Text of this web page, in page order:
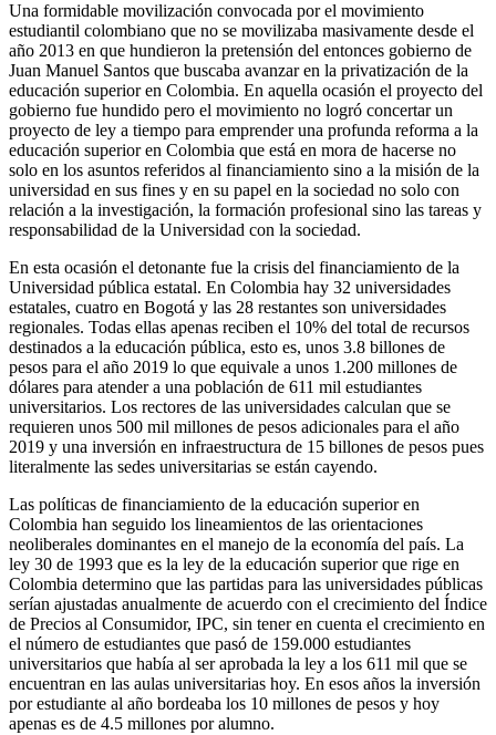
Una formidable movilización convocada por el movimiento
estudiantil colombiano que no se movilizaba masivamente desde el
año 2013 en que hundieron la pretensión del entonces gobierno de
Juan Manuel Santos que buscaba avanzar en la privatización de la
educación superior en Colombia. En aquella ocasión el proyecto del
gobierno fue hundido pero el movimiento no logró concertar un
proyecto de ley a tiempo para emprender una profunda reforma a la
educación superior en Colombia que está en mora de hacerse no
solo en los asuntos referidos al financiamiento sino a la misión de la
universidad en sus fines y en su papel en la sociedad no solo con
relación a la investigación, la formación profesional sino las tareas y
responsabilidad de la Universidad con la sociedad.
En esta ocasión el detonante fue la crisis del financiamiento de la
Universidad pública estatal. En Colombia hay 32 universidades
estatales, cuatro en Bogotá y las 28 restantes son universidades
regionales. Todas ellas apenas reciben el 10% del total de recursos
destinados a la educación pública, esto es, unos 3.8 billones de
pesos para el año 2019 lo que equivale a unos 1.200 millones de
dólares para atender a una población de 611 mil estudiantes
universitarios. Los rectores de las universidades calculan que se
requieren unos 500 mil millones de pesos adicionales para el año
2019 y una inversión en infraestructura de 15 billones de pesos pues
literalmente las sedes universitarias se están cayendo.
Las políticas de financiamiento de la educación superior en
Colombia han seguido los lineamientos de las orientaciones
neoliberales dominantes en el manejo de la economía del país. La
ley 30 de 1993 que es la ley de la educación superior que rige en
Colombia determino que las partidas para las universidades públicas
serían ajustadas anualmente de acuerdo con el crecimiento del Índice
de Precios al Consumidor, IPC, sin tener en cuenta el crecimiento en
el número de estudiantes que pasó de 159.000 estudiantes
universitarios que había al ser aprobada la ley a los 611 mil que se
encuentran en las aulas universitarias hoy. En esos años la inversión
por estudiante al año bordeaba los 10 millones de pesos y hoy
apenas es de 4.5 millones por alumno.